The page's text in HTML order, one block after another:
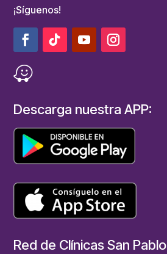
¡Síguenos!
Descarga nuestra APP:
Red de Clínicas San Pablo